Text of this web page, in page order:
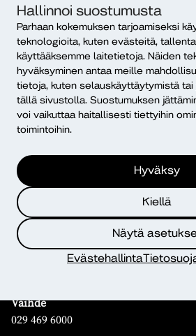
Hallinnoi suostumusta
Parhaan kokemuksen tarjoamiseksi
teknologioita, kuten evästeitä,
käyttääksemme laitetietoja. Näiden
hyväksyminen antaa meille
tietoja, kuten selauskäyttäytymistä
tällä sivustolla. Suostumuksen
voi vaikuttaa haitallisesti tiettyihin
toimintoihin.
Hyväksy
Kiellä
Näytä
Evästehallinta
ISSN 2490-0117
Mikä Dialogi?
Yhteystiedot
Diakonia–ammattikorkeakoulu
PL 12, 00511 Helsinki
Yhteystiedot
Kampusten yhteystiedot
Vaihde
029 469 6000